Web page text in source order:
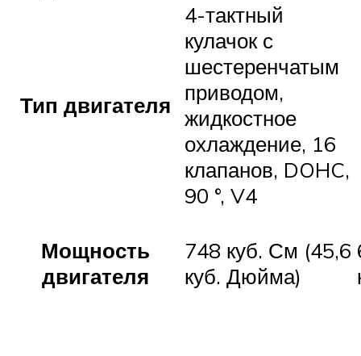
Тип двигателя
4-тактный
кулачок с
шестеренчатым
приводом,
жидкостное
охлаждение, 16
клапанов, DOHC,
90 °, V4
Мощность
двигателя
748 куб. См (45,6
куб. Дюйма)